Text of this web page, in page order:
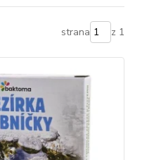
strana z 1